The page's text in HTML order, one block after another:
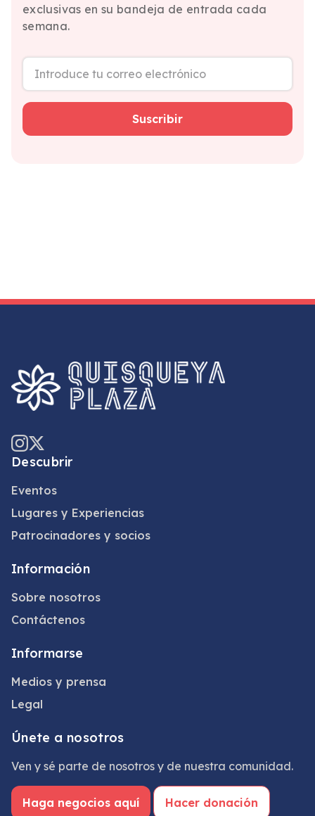
exclusivas en su bandeja de entrada cada
semana.
Suscribir
Descubrir
Eventos
Lugares y Experiencias
Patrocinadores y socios
Información
Sobre nosotros
Contáctenos
Informarse
Medios y prensa
Legal
Únete a nosotros
Ven y sé parte de nosotros y de nuestra comunidad.
Haga negocios aquí Hacer donación